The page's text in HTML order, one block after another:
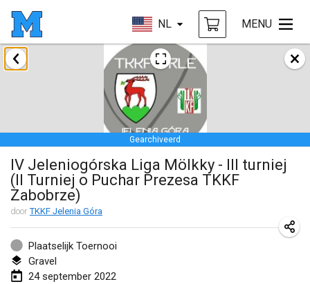
NL MENU
Gearchiveerd
IV Jeleniogórska Liga Mölkky - III turniej
(II Turniej o Puchar Prezesa TKKF
Zabobrze)
door TKKF Jelenia Góra
Plaatselijk Toernooi
Gravel
24 september 2022
januari 2022
Tournoi Mixte ASPTTOM
Frankrijk
KKS Halli Duppeli
22 jan. 2022|Finland
Mölkky Tournament - Doubles
22 jan. 2022|Japan
Suomelan Mölkky-open
22 jan. 2022